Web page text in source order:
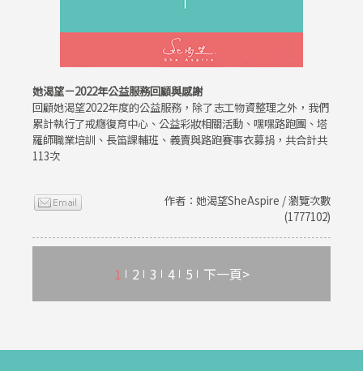
她渴望－2022年公益服務回顧與感謝
回顧她渴望2022年度的公益服務，除了志工物資整理之外，我們
累計執行了戒癮復育中心、公益彩妝相關活動、嘿嘿路跑團、塔
羅師職業培訓、長笛課輔班、義賣與路跑賽事衣募捐，共合計共
113次
作者：她渴望SheAspire / 瀏覽次數
(1777102)
1 2 3 4 5 下一頁>